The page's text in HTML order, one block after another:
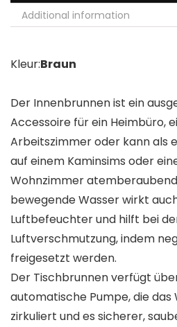
Additional information
Kleur:Braun
Der Innenbrunnen ist ein
Accessoire für ein Heimbüro,
Arbeitszimmer oder kann als
auf einem Kaminsims oder
Wohnzimmer
bewegende Wasser wirkt
Luftbefeuchter und hilft bei
Luftverschmutzung, indem
freigesetzt werden.
Der Tischbrunnen verfügt
automatische Pumpe, die das
zirkuliert und es sicherer,